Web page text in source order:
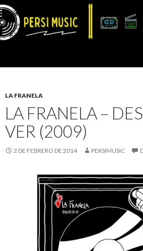
LA FRANELA
LA FRANELA –
VER (2009)
2 DE FEBRERO DE 2014 PERSIMUSIC